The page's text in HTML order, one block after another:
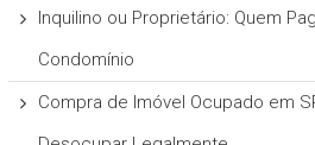
Inquilino ou Proprietário: Quem
Condomínio
Compra de Imóvel Ocupado em